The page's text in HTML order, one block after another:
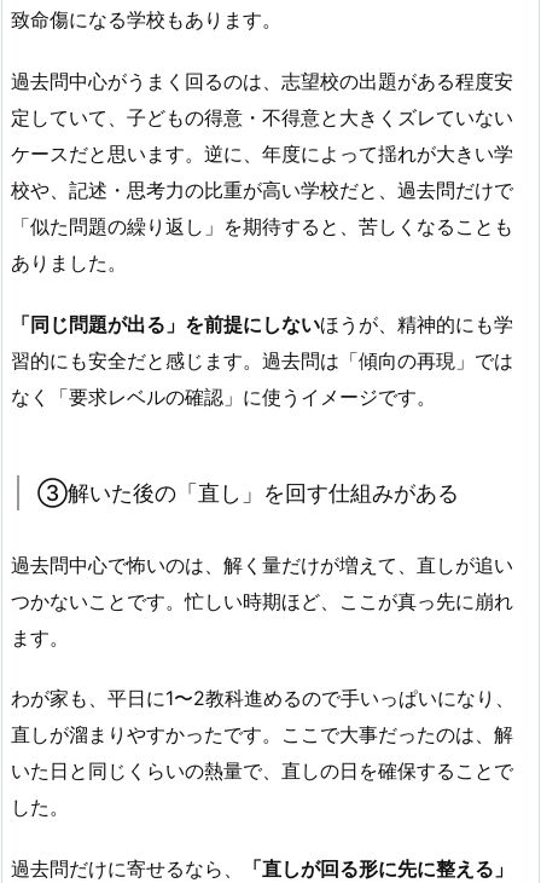
致命傷になる学校もあります。
過去問中心がうまく回るのは、志望校の出題がある程度安
定していて、子どもの得意・不得意と大きくズレていない
ケースだと思います。逆に、年度によって揺れが大きい学
校や、記述・思考力の比重が高い学校だと、過去問だけで
「似た問題の繰り返し」を期待すると、苦しくなることも
ありました。
「同じ問題が出る」を前提にしないほうが、精神的にも学
習的にも安全だと感じます。過去問は「傾向の再現」では
なく「要求レベルの確認」に使うイメージです。
③解いた後の「直し」を回す仕組みがある
過去問中心で怖いのは、解く量だけが増えて、直しが追い
つかないことです。忙しい時期ほど、ここが真っ先に崩れ
ます。
わが家も、平日に1〜2教科進めるので手いっぱいになり、
直しが溜まりやすかったです。ここで大事だったのは、解
いた日と同じくらいの熱量で、直しの日を確保することで
した。
過去問だけに寄せるなら、
「直しが回る形に先に整える」